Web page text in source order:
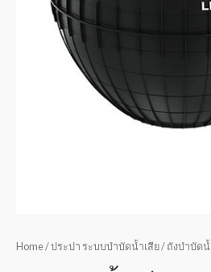
Home/ประปา ระบบบำบัดน้ำเสีย/ ถังบำบัดน้